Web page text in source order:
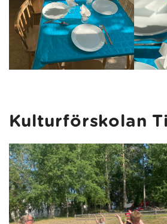
Kulturförskolan